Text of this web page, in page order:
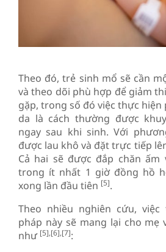
Theo đó, trẻ sinh mổ sẽ cần
và theo dõi phù hợp để giảm
gặp, trong số đó việc thực
da là cách thường được
ngay sau khi sinh. Với
được lau khô và đặt trực tiếp
Cả hai sẽ được đắp chăn ấm
trong ít nhất 1 giờ đồng hồ
xong lần đầu tiên [5].
Theo nhiều nghiên cứu,
pháp này sẽ mang lại cho mẹ
như [5],[6],[7]: